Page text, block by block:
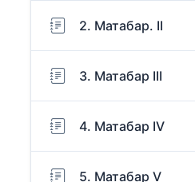
2. Матабар. II
3. Матабар III
4. Матабар IV
5. Матабар V